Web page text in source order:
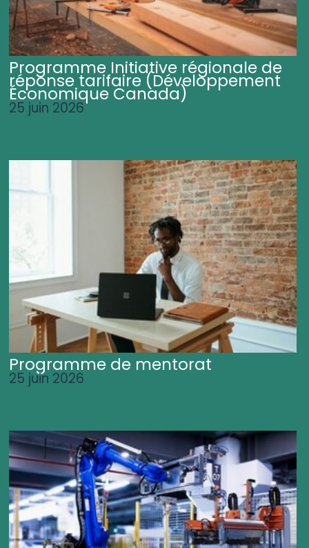
Programme Initiative régionale de
réponse tarifaire (Développement
Économique Canada)
25 juin 2026
Programme de mentorat
25 juin 2026